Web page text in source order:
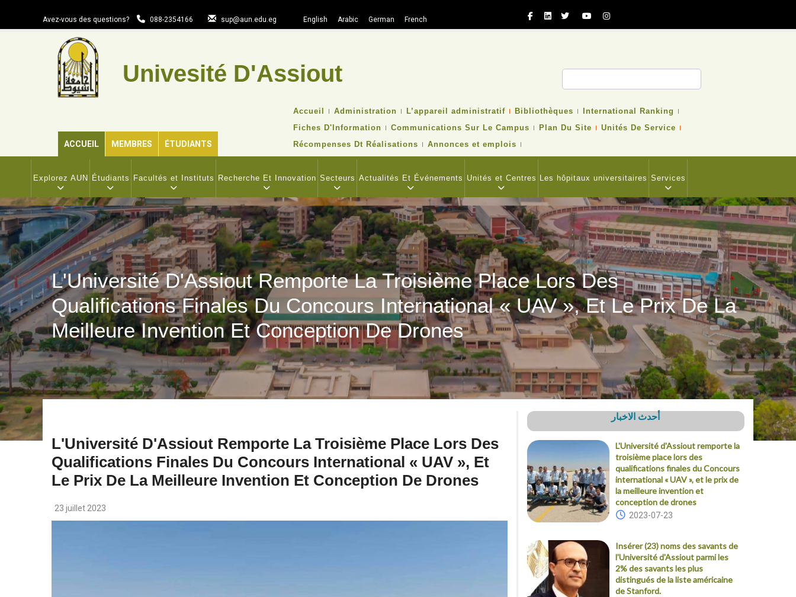
Avez-vous des questions? 088-2354166 sup@aun.edu.eg English Arabic German French
Univesité D'Assiout
ACCUEIL MEMBRES ÉTUDIANTS
TOP
NAVIGATION
MENU
Accueil Administration L’appareil administratif Bibliothèques
International Ranking
Fiches D'Information
Communications Sur Le Campus Plan Du Site
Unités De Service
Récompenses Dt Réalisations
Annonces et emplois
NAVIGATION
Explorez AUN Étudiants Facultés et Instituts Recherche Et Innovation Secteurs Actualités Et Événements Unités et Centres Les hôpitaux universitaires Services
L'Université D'Assiout Remporte La Troisième Place Lors Des
Qualifications Finales Du Concours International « UAV », Et Le Prix De La
Meilleure Invention Et Conception De Drones
L'Université D'Assiout Remporte La Troisième Place Lors Des
Qualifications Finales Du Concours International « UAV », Et
Le Prix De La Meilleure Invention Et Conception De Drones
23 juillet 2023
أحدث الاخبار
L'Université d'Assiout remporte la
troisième place lors des
qualifications finales du Concours
international « UAV », et le prix de
la meilleure invention et
conception de drones
2023-07-23
Insérer (23) noms des savants de
l'Université d'Assiout parmi les
2% des savants les plus
distingués de la liste américaine
de Stanford.